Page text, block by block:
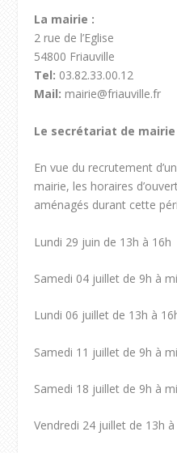
La mairie :
2 rue de l’Eglise
54800 Friauville
Tel: 03.82.33.00.12
Mail: mairie@friauville.fr
Le secrétariat de
En vue du recrutement
mairie, les horaires
aménagés durant cette
Lundi 29 juin de 13h à 16h
Samedi 04 juillet de 9h à
Lundi 06 juillet de 13h à
Samedi 11 juillet de 9h à
Samedi 18 juillet de 9h à
Vendredi 24 juillet de 13h à